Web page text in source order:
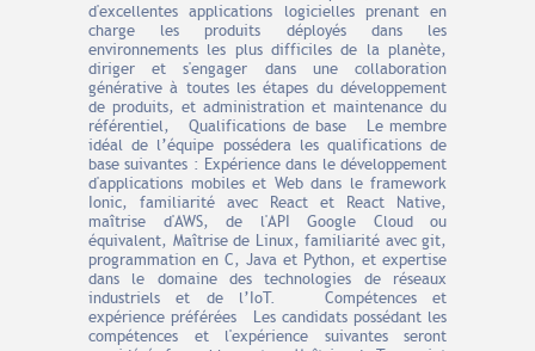
d'excellentes applications logicielles prenant en
charge les produits déployés dans les
environnements les plus difficiles de la planète,
diriger et s'engager dans une collaboration
générative à toutes les étapes du développement
de produits, et administration et maintenance du
référentiel, Qualifications de base Le membre
idéal de l’équipe possédera les qualifications de
base suivantes : Expérience dans le développement
d'applications mobiles et Web dans le framework
Ionic, familiarité avec React et React Native,
maîtrise d'AWS, de l'API Google Cloud ou
équivalent, Maîtrise de Linux, familiarité avec git,
programmation en C, Java et Python, et expertise
dans le domaine des technologies de réseaux
industriels et de l’IoT. Compétences et
expérience préférées Les candidats possédant les
compétences et l'expérience suivantes seront